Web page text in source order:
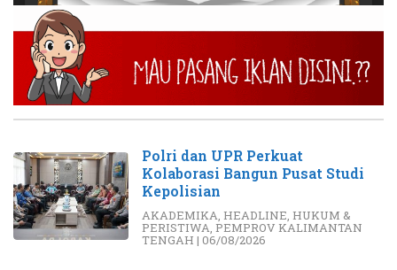
Polri dan UPR Perkuat
Kolaborasi Bangun Pusat Studi
Kepolisian
AKADEMIKA HEADLINE HUKUM &
PERISTIWA PEMPROV KALIMANTAN
TENGAH | 06/08/2026